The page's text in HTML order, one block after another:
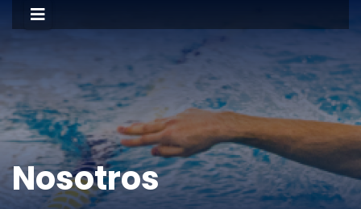
Nosotros